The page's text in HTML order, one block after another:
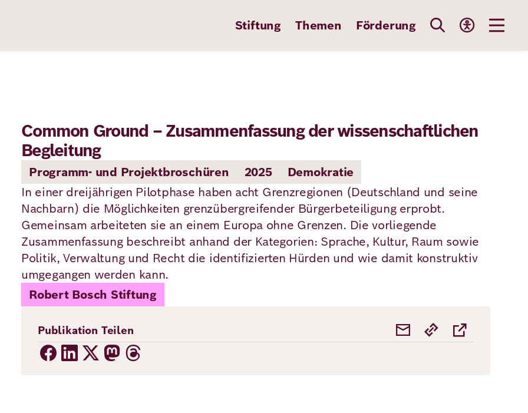
Stiftung Themen Förderung
Common Ground – Zusammenfassung der wissenschaftlichen
Begleitung
Programm- und Projektbroschüren 2025
Demokratie
In einer dreijährigen Pilotphase haben acht Grenzregionen (Deutschland und seine
Nachbarn) die Möglichkeiten grenzübergreifender Bürgerbeteiligung erprobt.
Gemeinsam arbeiteten sie an einem Europa ohne Grenzen. Die vorliegende
Zusammenfassung beschreibt anhand der Kategorien: Sprache, Kultur, Raum sowie
Politik, Verwaltung und Recht die identifizierten Hürden und wie damit konstruktiv
umgegangen werden kann.
Robert Bosch Stiftung
Publikation Teilen